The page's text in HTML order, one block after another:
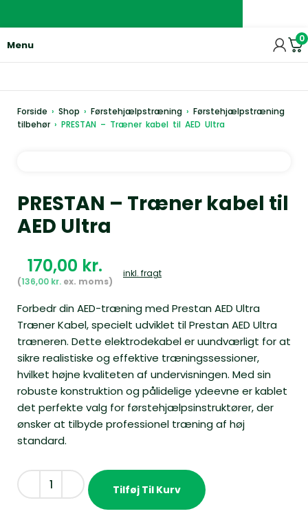
Menu 0
Forside › Shop › Førstehjælpstræning › Førstehjælpstræning
tilbehør › PRESTAN – Træner kabel til AED Ultra
PRESTAN – Træner kabel til
AED Ultra
kr.
136,00 kr.
inkl. fragt
Forbedr din AED-træning med Prestan AED Ultra
Træner Kabel, specielt udviklet til Prestan AED Ultra
træneren. Dette elektrodekabel er uundværligt for at
sikre realistiske og effektive træningssessioner,
hvilket højne kvaliteten af undervisningen. Med sin
robuste konstruktion og pålidelige ydeevne er kablet
det perfekte valg for førstehjælpsinstruktører, der
ønsker at tilbyde professionel træning af høj
standard.
Tilføj Til Kurv